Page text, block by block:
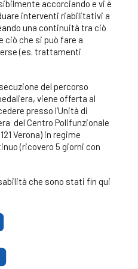
accorciando e vi è
interventi riabilitativi a
una continuità tra ciò
ciò che si può fare a
(es. trattamenti
del percorso
viene offerta al
presso l’Unità di
del Centro Polifunzionale
Verona) in regime
(ricovero 5 giorni con
che sono stati fin qui